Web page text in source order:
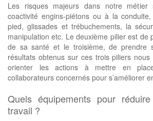
Les risques majeurs dans notre
coactivité engins-piétons ou à la
pied, glissades et trébuchements, la
manipulation etc. Le deuxième pilier est de
de sa santé et le troisième, de prendre
résultats obtenus sur ces trois piliers
orienter les actions à mettre en
collaborateurs concernés pour s’améliorer
Quels équipements pour
travail ?